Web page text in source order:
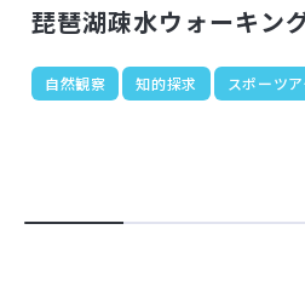
琵琶湖疎水ウォーキン
自然観察 知的探求 スポーツ